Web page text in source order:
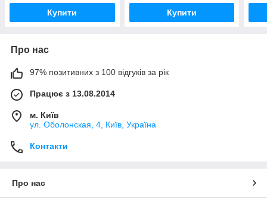
Купити Купити
Про нас
97% позитивних з 100 відгуків за рік
Працює з 13.08.2014
м. Київ
ул. Оболонская, 4, Київ, Україна
Контакти
Про нас